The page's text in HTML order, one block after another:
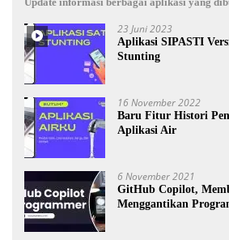
23 Juni 2023
Aplikasi SIPASTI
Stunting
16 November 2022
Baru Fitur Histori
Aplikasi Air
6 November 2021
GitHub Copilot,
Menggantikan